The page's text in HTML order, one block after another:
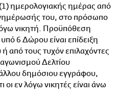
ημερολογιακής ημέρας από
του, στο πρόσωπο
νικητή. Προϋπόθεση
6 Δώρου είναι επίδειξη
από τους τυχόν επιλαχόντες
Δελτίου
δημόσιου εγγράφου,
οι εν λόγω νικητές είναι άνω